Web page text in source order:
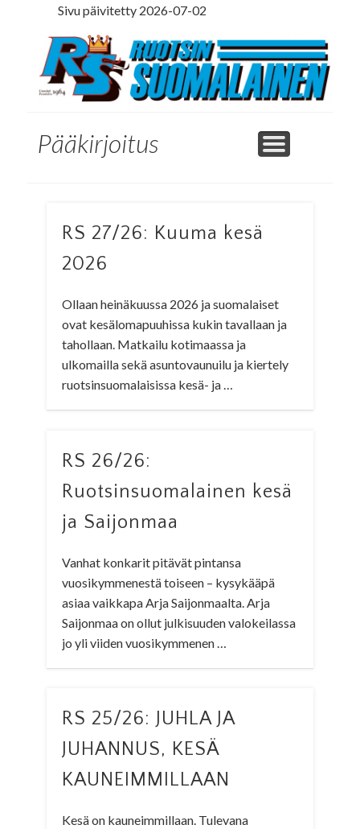
Sivu päivitetty 2026-07-02ETUSIVU
PÄÄKIRJOITUS
MINNE MENNÄ
ILMOITUSOSASTO
LEHTITILAUS
NETTILEHTI
LEDARE PÅ SVENSKA
YHTEYSTIEDOT
Pääkirjoitus
RS 27/26: Kuuma kesä
2026
Ollaan heinäkuussa 2026 ja suomalaiset
ovat kesälomapuuhissa kukin tavallaan ja
tahollaan. Matkailu kotimaassa ja
ulkomailla sekä asuntovaunuilu ja kiertely
ruotsinsuomalaisissa kesä- ja …
RS 26/26:
Ruotsinsuomalainen kesä
ja Saijonmaa
Vanhat konkarit pitävät pintansa
vuosikymmenestä toiseen – kysykääpä
asiaa vaikkapa Arja Saijonmaalta. Arja
Saijonmaa on ollut julkisuuden valokeilassa
jo yli viiden vuosikymmenen …
RS 25/26: JUHLA JA
JUHANNUS, KESÄ
KAUNEIMMILLAAN
Kesä on kauneimmillaan. Tulevana